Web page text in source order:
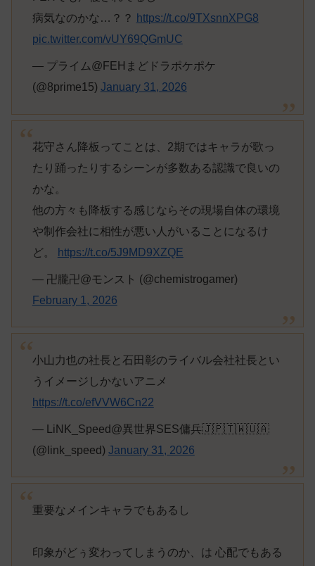
病気なのかな…？？
https://t.co/9TXsnnXPG8
pic.twitter.com/vUY69QGmUC
— プライム@FEHまどドラポケポケ
(@8prime15) January 31, 2026
花守さん降板ってことは、2期ではキャラが歌っ
たり踊ったりするシーンが多数ある認識で良いの
かな。
他の方々も降板する感じならその現場自体の環境
や制作会社に相性が悪い人がいることになるけ
ど。
https://t.co/5J9MD9XZQE
— 卍朧卍@モンスト (@chemistrogamer)
February 1, 2026
小山力也の社長と石田彰のライバル会社社長とい
うイメージしかないアニメ
https://t.co/efVVW6Cn22
— LiNK_Speed@異世界SES傭兵🇯🇵🇹🇼🇺🇦
(@link_speed) January 31, 2026
重要なメインキャラでもあるし
印象がどぅ変わってしまうのか、は 心配でもある